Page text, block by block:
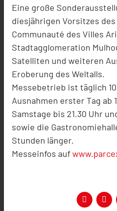
Eine große
diesjährigen Vorsitzes
Communauté des Villes
Stadtagglomeration
Satelliten und weiteren
Eroberung des Weltalls.
Messebetrieb ist täglich
Ausnahmen erster Tag ab
Samstage bis 21.30 Uhr
sowie die
Stunden länger.
Messeinfos auf